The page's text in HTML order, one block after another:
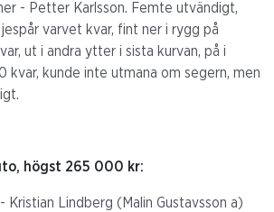
- Petter Karlsson. Femte utvändigt,
varvet kvar, fint ner i rygg på
ut i andra ytter i sista kurvan, på i
kvar, kunde inte utmana om segern, men
högst 265 000 kr:
Kristian Lindberg (Malin Gustavsson a)